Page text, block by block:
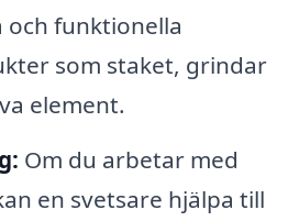
och funktionella
som staket, grindar
element.
Om du arbetar med
en svetsare hjälpa till